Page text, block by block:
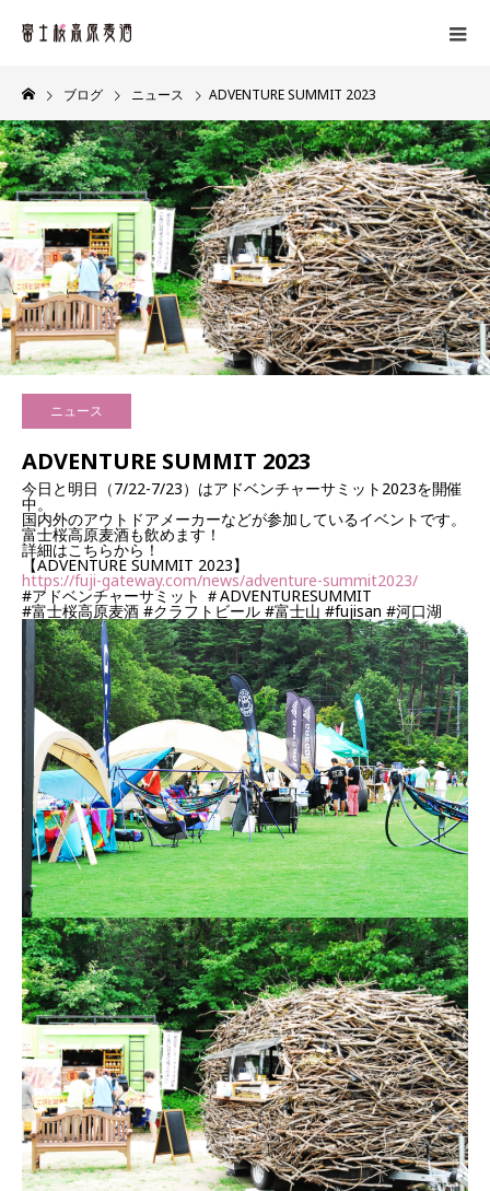
ブログ ニュース ADVENTURE SUMMIT 2023
ニュース
ADVENTURE SUMMIT 2023
今日と明日（7/22-7/23）はアドベンチャーサミット2023を開催
中。
国内外のアウトドアメーカーなどが参加しているイベントです。
富士桜高原麦酒も飲めます！
詳細はこちらから！
【ADVENTURE SUMMIT 2023】
https://fuji-gateway.com/news/adventure-summit2023/
#アドベンチャーサミット ＃ADVENTURESUMMIT
#富士桜高原麦酒 #クラフトビール #富士山 #fujisan #河口湖